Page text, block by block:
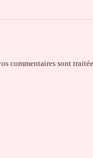
commentaires sont